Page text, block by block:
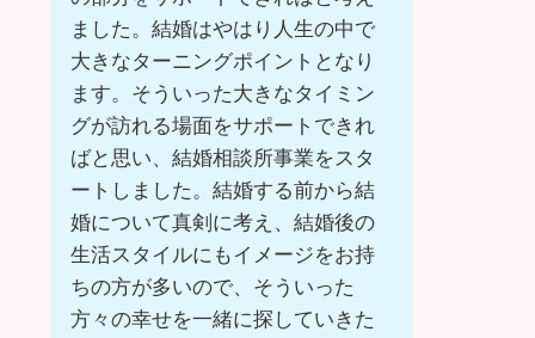
ました。結婚はやはり人生の中で
大きなターニングポイントとなり
ます。そういった大きなタイミン
グが訪れる場面をサポートできれ
ばと思い、結婚相談所事業をスタ
ートしました。結婚する前から結
婚について真剣に考え、結婚後の
生活スタイルにもイメージをお持
ちの方が多いので、そういった
方々の幸せを一緒に探していきた